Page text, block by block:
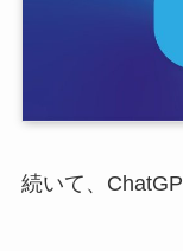
続いて、